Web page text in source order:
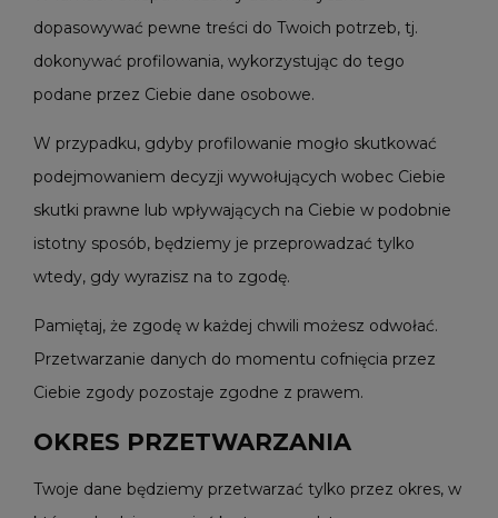
dopasowywać pewne treści do Twoich potrzeb, tj.
dokonywać profilowania, wykorzystując do tego
podane przez Ciebie dane osobowe.
W przypadku, gdyby profilowanie mogło skutkować
podejmowaniem decyzji wywołujących wobec Ciebie
skutki prawne lub wpływających na Ciebie w podobnie
istotny sposób, będziemy je przeprowadzać tylko
wtedy, gdy wyrazisz na to zgodę.
Pamiętaj, że zgodę w każdej chwili możesz odwołać.
Przetwarzanie danych do momentu cofnięcia przez
Ciebie zgody pozostaje zgodne z prawem.
OKRES PRZETWARZANIA
Twoje dane będziemy przetwarzać tylko przez okres, w